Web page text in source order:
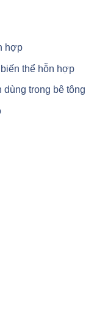
hợp
thể hỗn hợp
dùng trong bê tông